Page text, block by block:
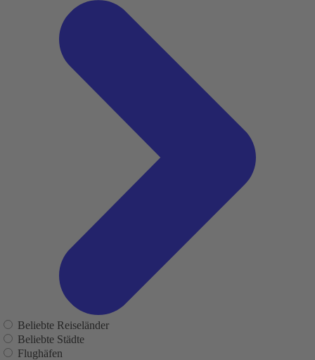
Beliebte Reiseländer
Beliebte Städte
Flughäfen